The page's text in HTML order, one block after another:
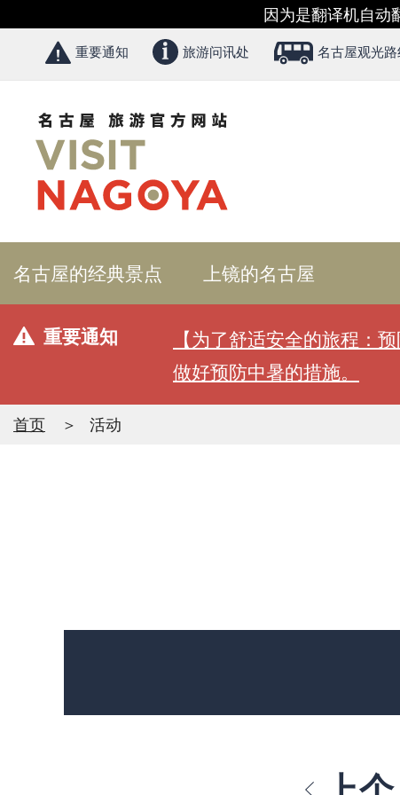
因为是翻译机自动
重要通知 旅游问讯处 名古屋观光
名古屋的经典景点 上镜的名古屋
重要通知
【为了舒适安全的旅程：
做好预防中暑的措施。
首页 活动